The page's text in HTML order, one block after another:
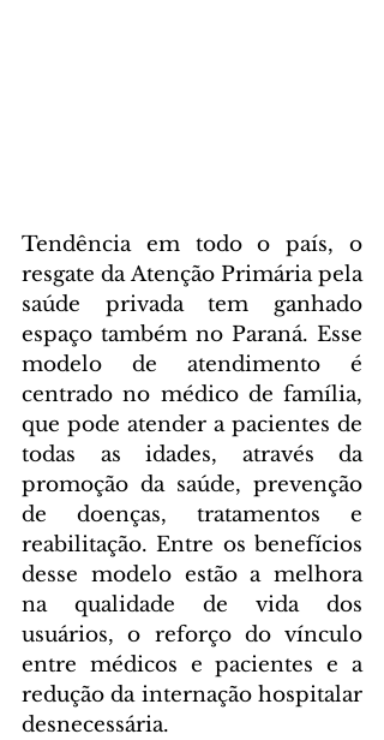
Tendência em todo o país, o
resgate da Atenção Primária pela
saúde privada tem ganhado
espaço também no Paraná. Esse
modelo de atendimento é
centrado no médico de família,
que pode atender a pacientes de
todas as idades, através da
promoção da saúde, prevenção
de doenças, tratamentos e
reabilitação. Entre os benefícios
desse modelo estão a melhora
na qualidade de vida dos
usuários, o reforço do vínculo
entre médicos e pacientes e a
redução da internação hospitalar
desnecessária.